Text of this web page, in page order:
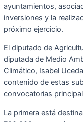
ayuntamientos,
inversiones y la
próximo ejercicio.
El diputado de
diputada de Medio
Climático, Isabel
contenido de estas
convocatorias
La primera está